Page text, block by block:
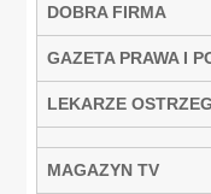
DOBRA FIRMA
GAZETA PRAWA I
LEKARZE
MAGAZYN TV